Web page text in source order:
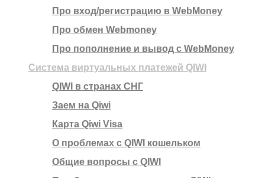
Про вход/регистрацию в WebMoney
Про обмен Webmoney
Про пополнение и вывод с WebMoney
Система виртуальных платежей QIWI
QIWI в странах СНГ
Заем на Qiwi
Карта Qiwi Visa
О проблемах с QIWI кошельком
Общие вопросы с QIWI